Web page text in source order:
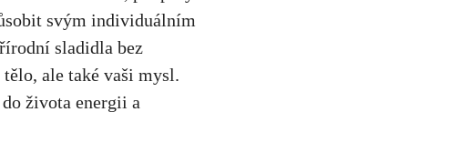
svým individuálním
sladidla bez
ale také ⁢vaši mysl.
života energii a